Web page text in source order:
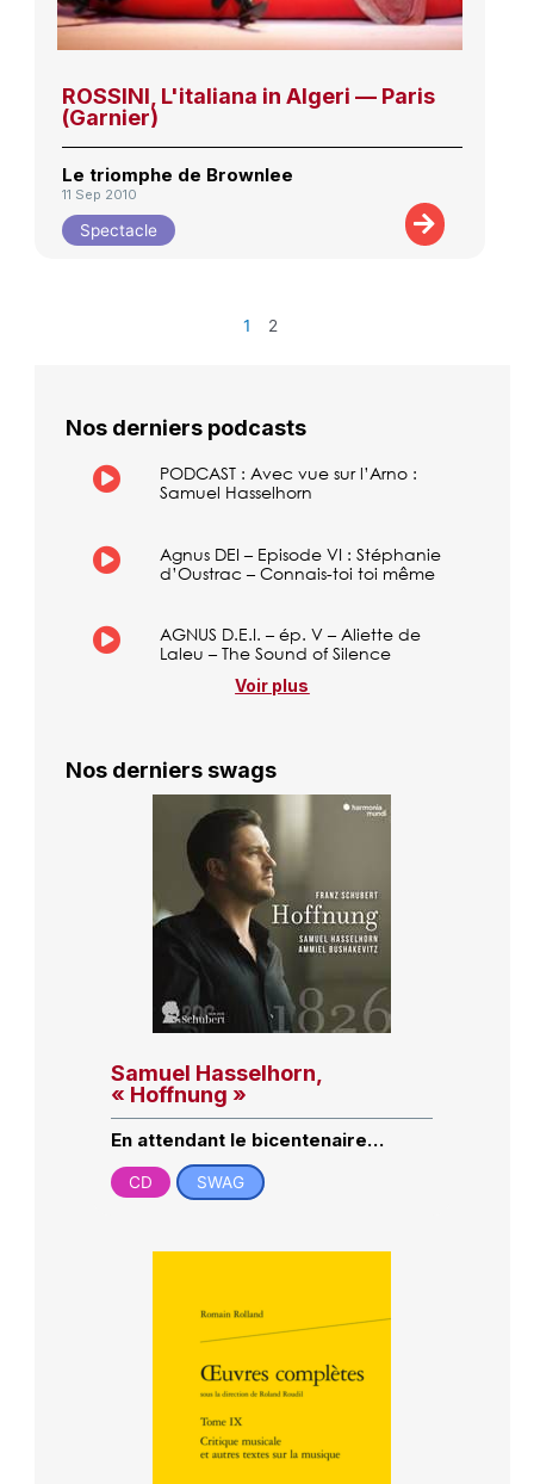
ROSSINI, L'italiana in Algeri — Paris
(Garnier)
Le triomphe de Brownlee
11 Sep 2010
Spectacle
1 2
Nos derniers podcasts
PODCAST : Avec vue sur l’Arno :
Samuel Hasselhorn
Agnus DEI – Episode VI : Stéphanie
d’Oustrac – Connais-toi toi même
AGNUS D.E.I. – ép. V – Aliette de
Laleu – The Sound of Silence
Voir plus
Nos derniers swags
Samuel Hasselhorn,
« Hoffnung »
En attendant le bicentenaire…
CD SWAG